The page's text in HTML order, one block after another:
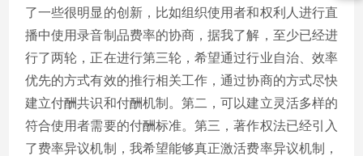
了一些很明显的创新，比如组织使用者和权利人进行直
播中使用录音制品费率的协商，据我了解，至少已经进
行了两轮，正在进行第三轮，希望通过行业自治、效率
优先的方式有效的推行相关工作，通过协商的方式尽快
建立付酬共识和付酬机制。第二，可以建立灵活多样的
符合使用者需要的付酬标准。第三，著作权法已经引入
了费率异议机制，我希望能够真正激活费率异议机制，